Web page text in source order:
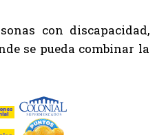
con discapacidad,
se pueda combinar la